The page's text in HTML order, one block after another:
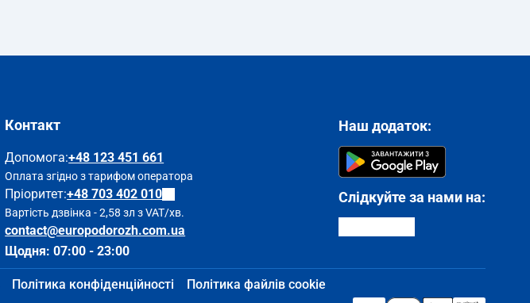
Контакт
Допомога:+48 123 451 661
Оплата згідно з тарифом оператора
Пріоритет:+48 703 402 010
Вартість дзвінка - 2,58 зл з VAT/хв.
contact@europodorozh.com.ua
Щодня: 07:00 - 23:00
Наш додаток:
Слідкуйте за нами на:
Політика конфіденційності Політика файлів cookie